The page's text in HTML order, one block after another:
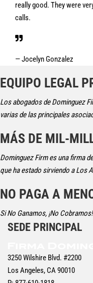
really good. They were
calls.
— Jocelyn Gonzalez
EQUIPO LEGAL
Los abogados de Dominguez
varias de las principales
MÁS DE MIL-
Dominguez Firm es una firma
que ha estado sirviendo a Los
NO PAGA A
Si No Ganamos, ¡No Cobramos!
SEDE PRINCIPAL
3250 Wilshire Blvd. #2200
Los Angeles, CA 90010